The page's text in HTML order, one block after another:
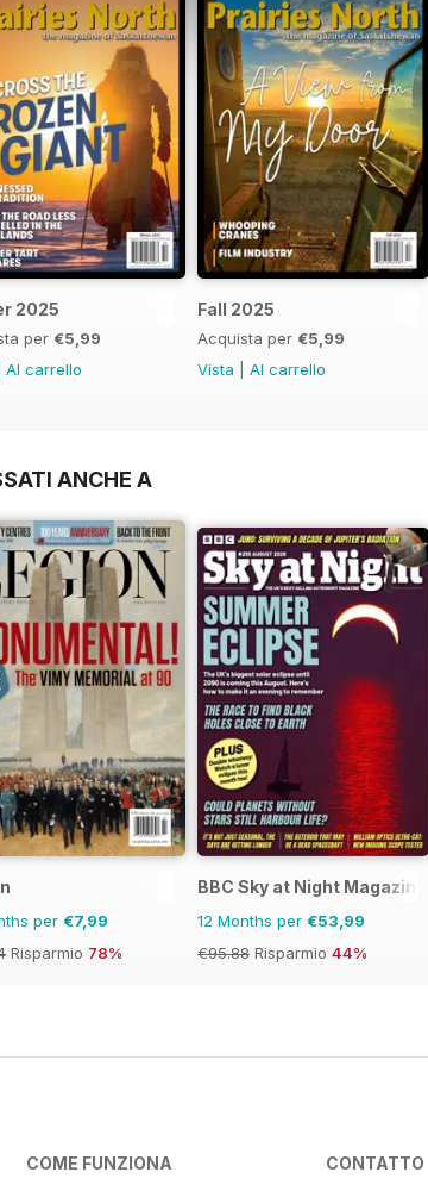
2025
per €5,99
Al carrello
Fall 2025
Acquista per €5,99
Vista
Al carrello
ANCHE A
per €7,99
Risparmio 78%
BBC Sky at Night Magazine
12 Months per €53,99
€95.88 Risparmio 44%
COME FUNZIONA CONTATTO